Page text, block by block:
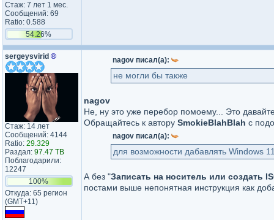
Стаж: 7 лет 1 мес.
Сообщений: 69
Ratio: 0.588
54.26%
sergeysvirid ®
Стаж: 14 лет
Сообщений: 4144
Ratio: 29.329
Раздал: 97.47 TB
Поблагодарили:
12247
100%
Откуда: 65 регион
(GMT+11)
nagov писал(а):
не могли бы также
nagov
Не, ну это уже перебор помоему... Это
Обращайтесь к автору SmokieBlahBlah с
nagov писал(а):
для возможности дабавлять Windows
А без "Записать на носитель или создать
постами выше непонятная инструкция как